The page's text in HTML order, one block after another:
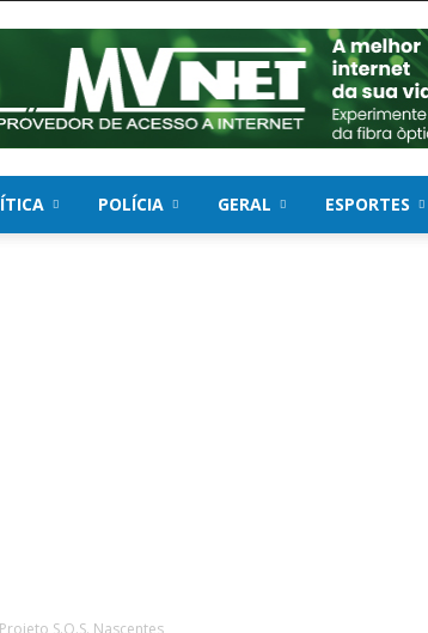
POLÍCIA GERAL ESPORTES
S.O.S. Nascentes